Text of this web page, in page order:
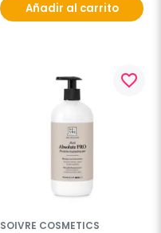
Añadir al carrito
favorite_border
SOIVRE COSMETICS